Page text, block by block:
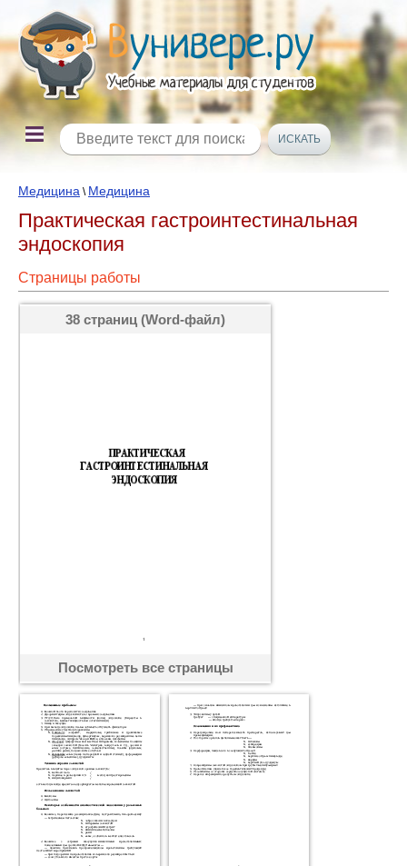
Медицина \ Медицина
Практическая гастроинтестинальная
эндоскопия
Страницы работы
38 страниц (Word-файл)
Посмотреть все страницы